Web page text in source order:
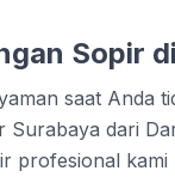
Sopir
saat Anda
dari
profesional